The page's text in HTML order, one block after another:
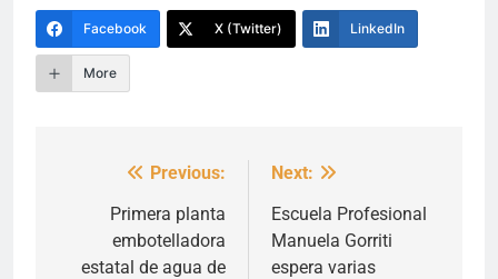
Facebook X (Twitter) LinkedIn
More
Navegación
entradas
Previous:
Primera planta
embotelladora
estatal de agua de
Next:
Escuela Profesional
Manuela Gorriti
espera varias